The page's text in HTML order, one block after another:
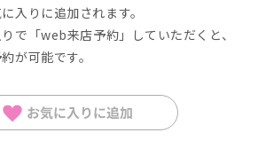
入りに追加されます。
で「web来店予約」していただくと、
が可能です。